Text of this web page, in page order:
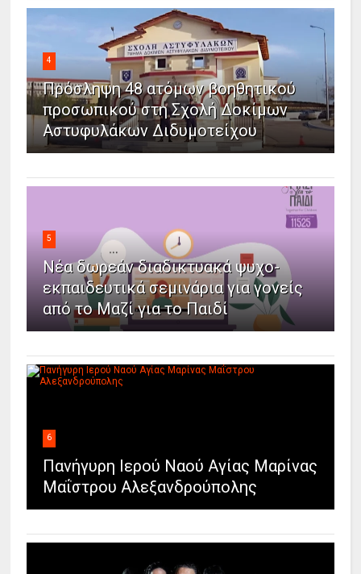
4
Πρόσληψη 48 ατόμων βοηθητικού
προσωπικού στη Σχολή Δοκίμων
Αστυφυλάκων Διδυμοτείχου
5
Νέα δωρεάν διαδικτυακά ψυχο-
εκπαιδευτικά σεμινάρια για γονείς
από το Μαζί για το Παιδί
6
Πανήγυρη Ιερού Ναού Αγίας Μαρίνας
Μαΐστρου Αλεξανδρούπολης